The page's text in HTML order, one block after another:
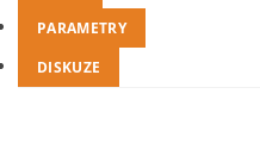
PARAMETRY
DISKUZE